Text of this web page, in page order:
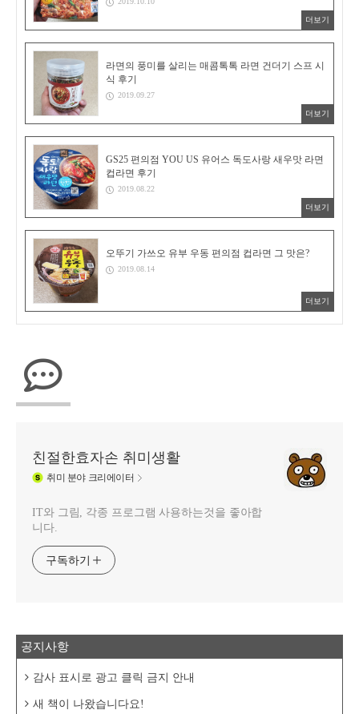
더보기
라면의 풍미를 살리는 매콤톡톡 라면 건더기 스프 시
식 후기
2019.09.27
더보기
GS25 편의점 YOU US 유어스 독도사랑 새우맛 라면
컵라면 후기
2019.08.22
더보기
오뚜기 가쓰오 유부 우동 편의점 컵라면 그 맛은?
2019.08.14
더보기
친절한효자손 취미생활
취미 분야 크리에이터
IT와 그림, 각종 프로그램 사용하는것을 좋아합
니다.
구독하기
공지사항
감사 표시로 광고 클릭 금지 안내
새 책이 나왔습니다요!